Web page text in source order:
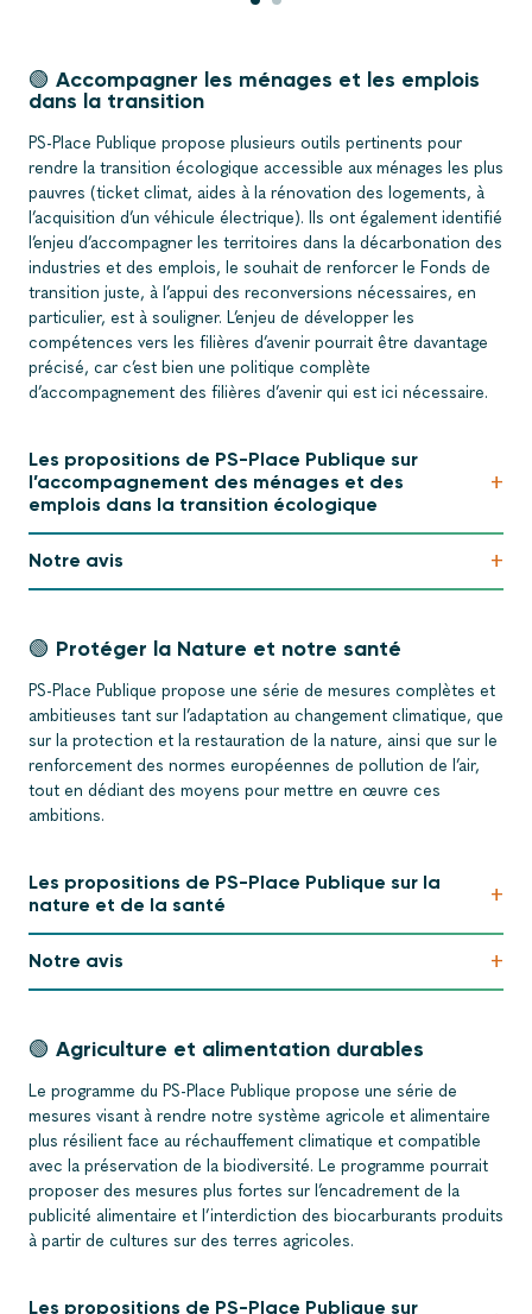
🟢 Accompagner les ménages et les emplois
dans la transition
PS-Place Publique propose plusieurs outils pertinents pour
rendre la transition écologique accessible aux ménages les plus
pauvres (ticket climat, aides à la rénovation des logements, à
l’acquisition d’un véhicule électrique). Ils ont également identifié
l’enjeu d’accompagner les territoires dans la décarbonation des
industries et des emplois, le souhait de renforcer le Fonds de
transition juste, à l’appui des reconversions nécessaires, en
particulier, est à souligner. L’enjeu de développer les
compétences vers les filières d’avenir pourrait être davantage
précisé, car c’est bien une politique complète
d’accompagnement des filières d’avenir qui est ici nécessaire.
Les propositions de PS-Place Publique sur
l’accompagnement des ménages et des
emplois dans la transition écologique
+
Notre avis +
🟢 Protéger la Nature et notre santé
PS-Place Publique propose une série de mesures complètes et
ambitieuses tant sur l’adaptation au changement climatique, que
sur la protection et la restauration de la nature, ainsi que sur le
renforcement des normes européennes de pollution de l’air,
tout en dédiant des moyens pour mettre en œuvre ces
ambitions.
Les propositions de PS-Place Publique sur la
nature et de la santé
+
Notre avis +
🟢 Agriculture et alimentation durables
Le programme du PS-Place Publique propose une série de
mesures visant à rendre notre système agricole et alimentaire
plus résilient face au réchauffement climatique et compatible
avec la préservation de la biodiversité. Le programme pourrait
proposer des mesures plus fortes sur l’encadrement de la
publicité alimentaire et l’interdiction des biocarburants produits
à partir de cultures sur des terres agricoles.
Les propositions de PS-Place Publique sur